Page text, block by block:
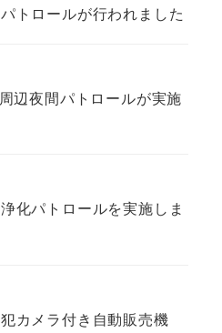
トロールが行われました
辺夜間パトロールが実施
化パトロールを実施しま
カメラ付き自動販売機